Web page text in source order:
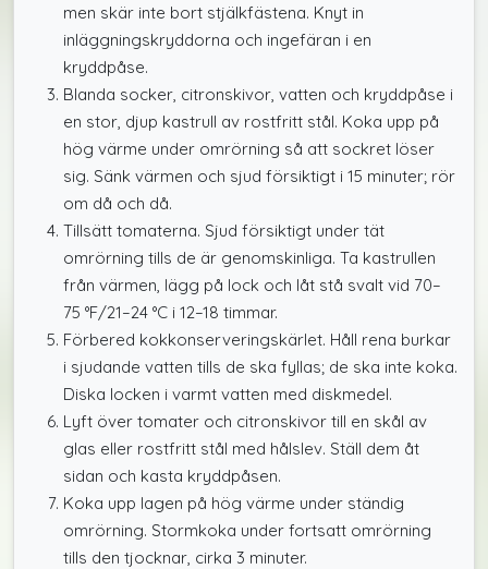
men skär inte bort stjälkfästena. Knyt in
inläggningskryddorna och ingefäran i en
kryddpåse.
Blanda socker, citronskivor, vatten och kryddpåse i
en stor, djup kastrull av rostfritt stål. Koka upp på
hög värme under omrörning så att sockret löser
sig. Sänk värmen och sjud försiktigt i 15 minuter; rör
om då och då.
Tillsätt tomaterna. Sjud försiktigt under tät
omrörning tills de är genomskinliga. Ta kastrullen
från värmen, lägg på lock och låt stå svalt vid 70–
75 °F/21–24 °C i 12–18 timmar.
Förbered kokkonserveringskärlet. Håll rena burkar
i sjudande vatten tills de ska fyllas; de ska inte koka.
Diska locken i varmt vatten med diskmedel.
Lyft över tomater och citronskivor till en skål av
glas eller rostfritt stål med hålslev. Ställ dem åt
sidan och kasta kryddpåsen.
Koka upp lagen på hög värme under ständig
omrörning. Stormkoka under fortsatt omrörning
tills den tjocknar, cirka 3 minuter.